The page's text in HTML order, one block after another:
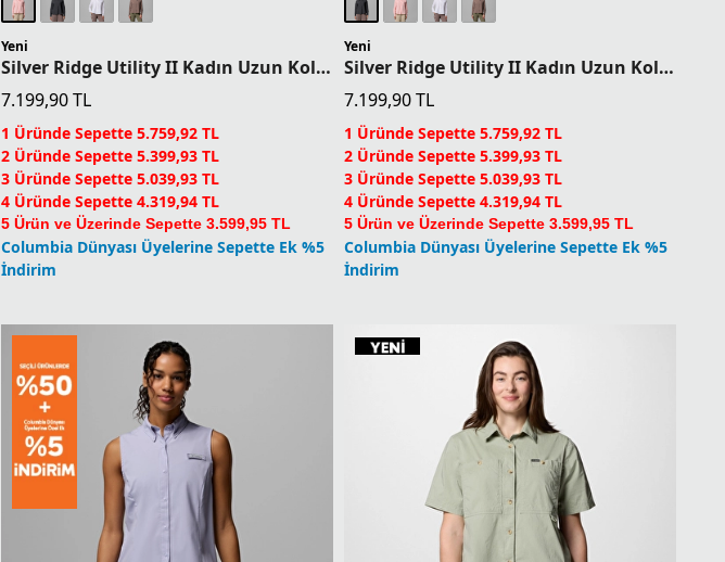
7.199,90
TL
1 Üründe Sepette 5.759,92 TL
2 Üründe Sepette 5.399,93 TL
3 Üründe Sepette 5.039,93 TL
4 Üründe Sepette 4.319,94 TL
5 Ürün ve Üzerinde Sepette 3.599,95 TL
Columbia Dünyası Üyelerine Sepette Ek %5
İndirim
7.199,90
TL
1 Üründe Sepette 5.759,92 TL
2 Üründe Sepette 5.399,93 TL
3 Üründe Sepette 5.039,93 TL
4 Üründe Sepette 4.319,94 TL
5 Ürün ve Üzerinde Sepette 3.599,95 TL
Columbia Dünyası Üyelerine Sepette Ek %5
İndirim